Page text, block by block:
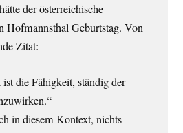
der österreichische
Hofmannsthal Geburtstag. Von
Zitat:
die Fähigkeit, ständig der
in diesem Kontext, nichts